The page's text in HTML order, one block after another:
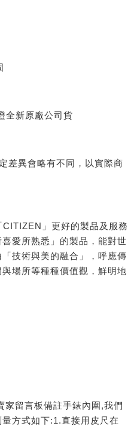
全新原廠公司貨
差異會略有不同，以實際商
」更好的製品及服務
愛所熟悉」的製品，能對世
技術與美的融合」，呼應傳
場所等種種價值觀，鮮明地
家留言板備註手錶內圍,我們
方式如下:1.直接用皮尺在